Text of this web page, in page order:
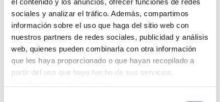
el contenido y los anuncios, ofrecer funciones de redes
sociales y analizar el tráfico. Además, compartimos
información sobre el uso que haga del sitio web con
nuestros partners de redes sociales, publicidad y análisis
web, quienes pueden combinarla con otra información
que les haya proporcionado o que hayan recopilado a
partir del uso que haya hecho de sus servicios.
EL MEDIOAMBIENTE Y LA ECONOMÍA
Ésta reunión del G8 tiene minada cualquier
posibilidad de mejorar el medioambiente,